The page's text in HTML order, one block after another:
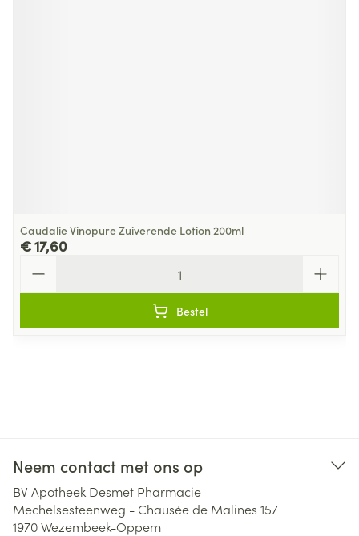
Caudalie Vinopure Zuiverende Lotion 200ml
€ 17,60
Bestel
Neem contact met ons op
BV Apotheek Desmet Pharmacie
Mechelsesteenweg - Chausée de Malines 157
1970Wezembeek-Oppem